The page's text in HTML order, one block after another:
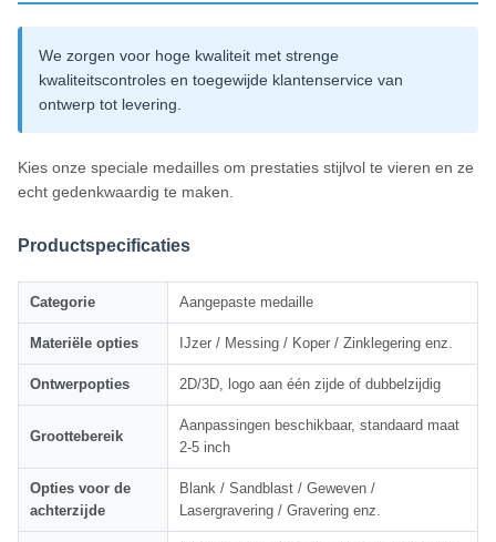
We zorgen voor hoge kwaliteit met strenge
kwaliteitscontroles en toegewijde klantenservice van
ontwerp tot levering.
Kies onze speciale medailles om prestaties stijlvol te vieren en ze
echt gedenkwaardig te maken.
Productspecificaties
Categorie Aangepaste medaille
Materiële opties IJzer / Messing / Koper / Zinklegering enz.
Ontwerpopties 2D/3D, logo aan één zijde of dubbelzijdig
Groottebereik
Aanpassingen beschikbaar, standaard maat
2-5 inch
Opties voor de
achterzijde
Blank / Sandblast / Geweven /
Lasergravering / Gravering enz.